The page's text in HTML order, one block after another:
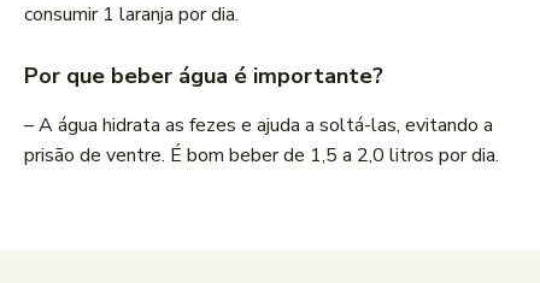
consumir 1 laranja por dia.
Por que beber água é importante?
– A água hidrata as fezes e ajuda a soltá-las, evitando a
prisão de ventre. É bom beber de 1,5 a 2,0 litros por dia.